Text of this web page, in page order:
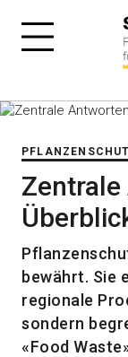
bewährt. Sie
regionale
sondern
«Food